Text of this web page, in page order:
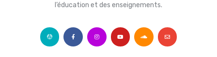
l’éducation et des enseignements.